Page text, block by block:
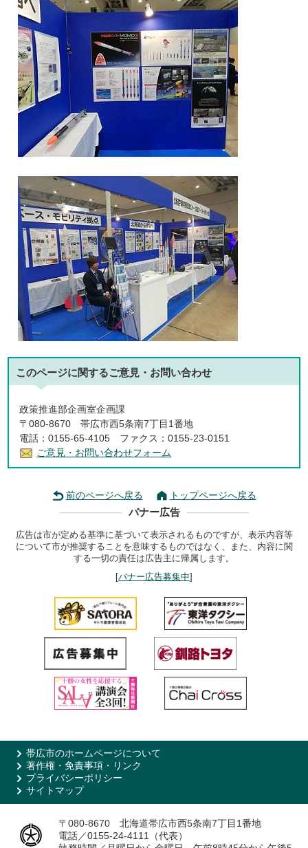
このページに関するご意見・お問い合わせ
政策推進部企画室企画課
〒080-8670 帯広市西5条南7丁目1番地
電話：0155-65-4105 ファクス：0155-23-0151
ご意見・お問い合わせフォーム
前のページへ戻る トップページへ戻る
バナー広告
広告は市が定める基準に基づいて表示されるものですが、表示内容等
について市が推奨することを意味するものではなく、また、内容に関
する一切の責任は広告主に帰属します。
[バナー広告募集中]
帯広市のホームページについて
著作権・免責事項・リンク
プライバシーポリシー
サイトマップ
〒080-8670 北海道帯広市西5条南7丁目1番地
電話／0155-24-4111（代表）